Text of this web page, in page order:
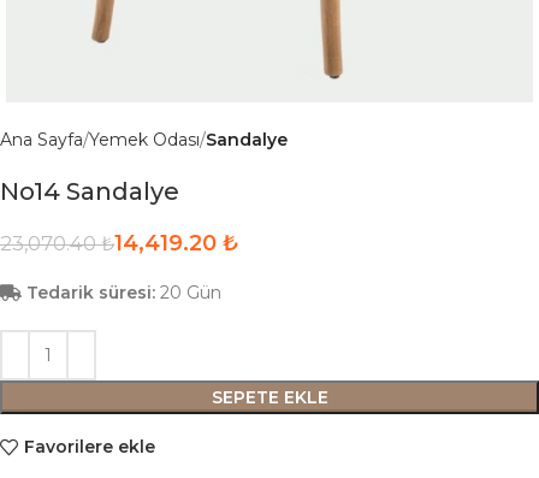
Ana Sayfa Yemek Odası Sandalye
No14 Sandalye
23,070.40₺14,419.20 ₺
Tedarik süresi: 20 Gün
SEPETE EKLE
Favorilere ekle